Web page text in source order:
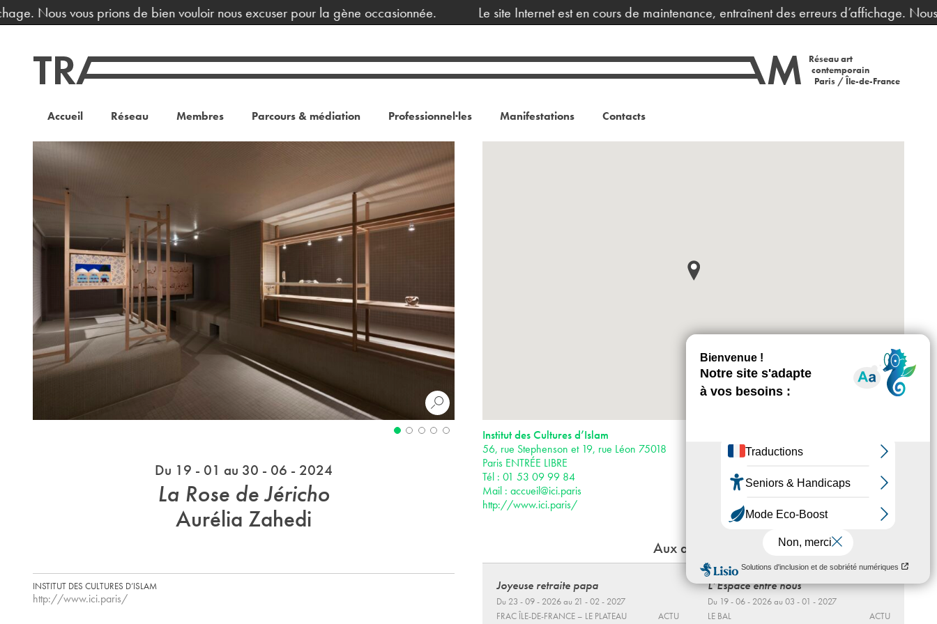
Nous vous prions de bien vouloir nous excuser pour la gène occasionnée. Le site Internet est en cours de maintenance, entraînent des erreurs d’affichage. Nous
Réseau art
contemporain
Paris / Île-de-France
Accueil Réseau Membres Parcours & médiation Professionnel·les Manifestations Contacts
Du 19 - 01 au 30 - 06 - 2024
La Rose de Jéricho
Aurélia Zahedi
INSTITUT DES CULTURES D’ISLAM
http://www.ici.paris/
Institut des Cultures d’Islam
56, rue Stephenson et 19, rue Léon 75018
Paris ENTRÉE LIBRE
Tél : 01 53 09 99 84
Mail : accueil@ici.paris
http://www.ici.paris/
Fermé les lundis, mardis et les jours fériés
Accès :
· Métro 4 et 12
· RER B, D et E
Aux alentours
Joyeuse retraite papa
Du 23 - 09 - 2026 au 21 - 02 - 2027
FRAC ÎLE-DE-FRANCE – LE PLATEAU
ACTU
L’Espace entre nous
Du 19 - 06 - 2026 au 03 - 01 - 2027
LE BAL
ACTU